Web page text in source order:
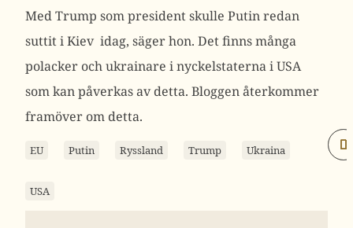
Med Trump som president skulle Putin redan
suttit i Kiev idag, säger hon. Det finns många
polacker och ukrainare i nyckelstaterna i USA
som kan påverkas av detta. Bloggen återkommer
framöver om detta.
EU Putin Ryssland Trump Ukraina
USA